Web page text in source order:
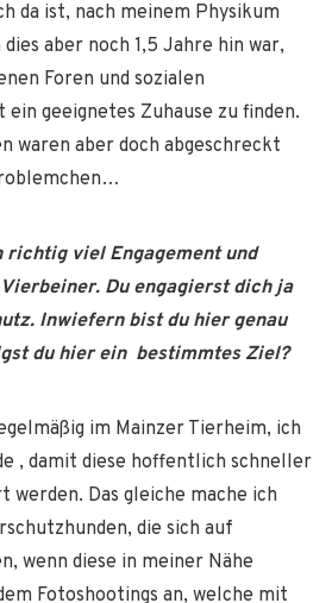
da ist, nach meinem Physikum
aber noch 1,5 Jahre hin war,
Foren und sozialen
geeignetes Zuhause zu finden.
waren aber doch abgeschreckt
richtig viel Engagement und
Du engagierst dich ja
Inwiefern bist du hier genau
du hier ein bestimmtes Ziel?
im Mainzer Tierheim, ich
, damit diese hoffentlich schneller
werden. Das gleiche mache ich
die sich auf
wenn diese in meiner Nähe
Fotoshootings an, welche mit